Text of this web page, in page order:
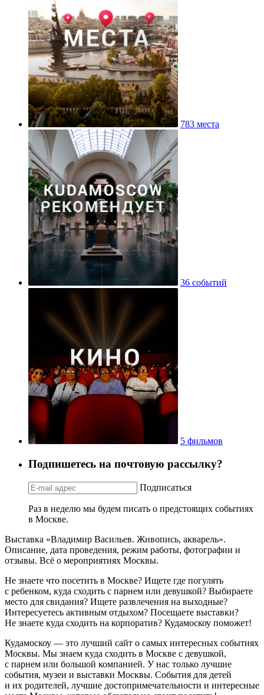
783 места
36 событий
5 фильмов
Подпишетесь на почтовую рассылку?
Подписаться
Раз в неделю мы будем писать о предстоящих событиях
в Москве.
Выставка «Владимир Васильев. Живопись, акварель».
Описание, дата проведения, режим работы, фотографии и
отзывы. Всё о мероприятиях Москвы.
Не знаете что посетить в Москве? Ищете где погулять
с ребенком, куда сходить с парнем или девушкой? Выбираете
место для свидания? Ищете развлечения на выходные?
Интересуетесь активным отдыхом? Посещаете выставки?
Не знаете куда сходить на корпоратив? Кудамоскоу поможет!
Кудамоскоу — это лучший сайт о самых интересных событиях
Москвы. Мы знаем куда сходить в Москве с девушкой,
с парнем или большой компанией. У нас только лучшие
события, музеи и выставки Москвы. События для детей
и их родителей, лучшие достопримечательности и интересные